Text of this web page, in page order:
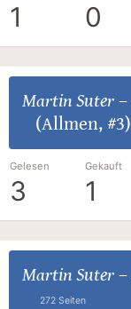
1 0
Martin Suter–
(Allmen, #3)
Gelesen
3
Gekauft
1
Martin Suter–
272 Seiten